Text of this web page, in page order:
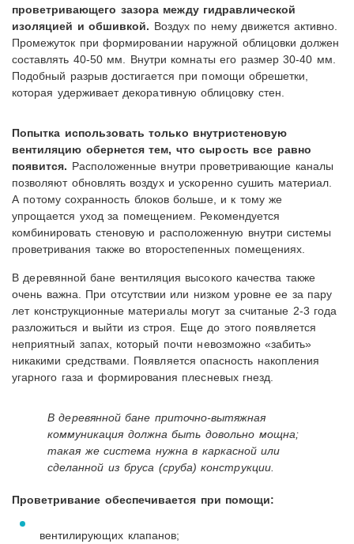
проветривающего зазора между гидравлической
изоляцией и обшивкой. Воздух по нему движется активно.
Промежуток при формировании наружной облицовки должен
составлять 40-50 мм. Внутри комнаты его размер 30-40 мм.
Подобный разрыв достигается при помощи обрешетки,
которая удерживает декоративную облицовку стен.
Попытка использовать только внутристеновую
вентиляцию обернется тем, что сырость все равно
появится. Расположенные внутри проветривающие каналы
позволяют обновлять воздух и ускоренно сушить материал.
А потому сохранность блоков больше, и к тому же
упрощается уход за помещением. Рекомендуется
комбинировать стеновую и расположенную внутри системы
проветривания также во второстепенных помещениях.
В деревянной бане вентиляция высокого качества также
очень важна. При отсутствии или низком уровне ее за пару
лет конструкционные материалы могут за считаные 2-3 года
разложиться и выйти из строя. Еще до этого появляется
неприятный запах, который почти невозможно «забить»
никакими средствами. Появляется опасность накопления
угарного газа и формирования плесневых гнезд.
В деревянной бане приточно-вытяжная
коммуникация должна быть довольно мощна;
такая же система нужна в каркасной или
сделанной из бруса (сруба) конструкции.
Проветривание обеспечивается при помощи:
вентилирующих клапанов;